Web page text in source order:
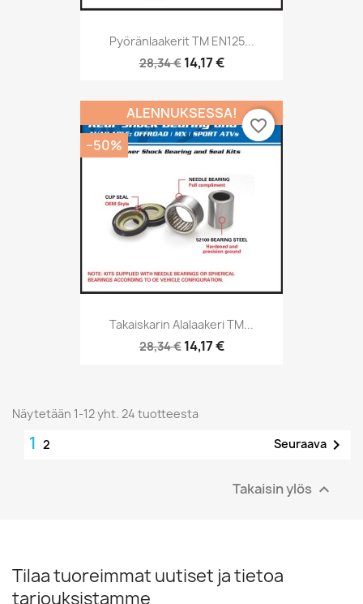
Pyöränlaakerit TM EN125...
28,34 € 14,17 €
Takaiskarin Alalaakeri TM...
28,34 € 14,17 €
ALENNUKSESSA!
−50%
favorite_border
Näytetään 1-12 yht. 24 tuotteesta
1 2 Seuraava 
Takaisin ylös 
Tilaa tuoreimmat uutiset ja tietoa
tarjouksistamme